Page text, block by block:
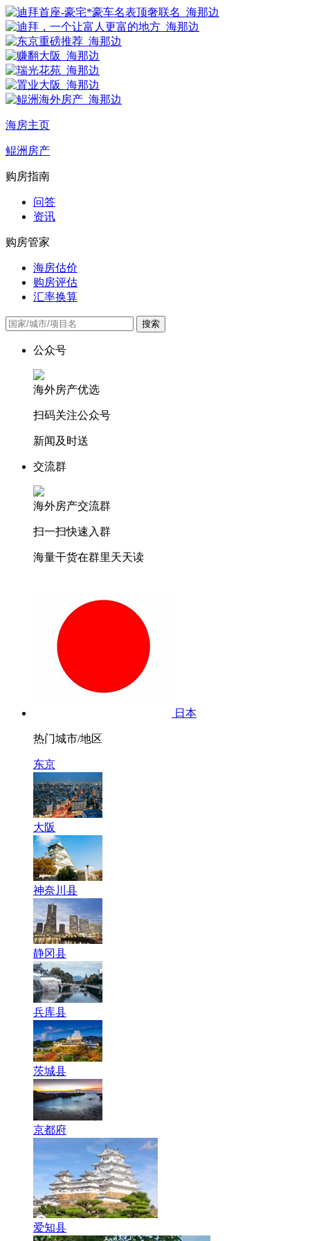
海房主页
鲲洲房产
购房指南
问答
资讯
购房管家
海房估价
购房评估
汇率换算
搜索
公众号
海外房产优选
扫码关注公众号
新闻及时送
交流群
海外房产交流群
扫一扫快速入群
海量干货在群里天天读
日本
热门城市/地区
东京
大阪
神奈川县
静冈县
兵库县
茨城县
京都府
爱知县